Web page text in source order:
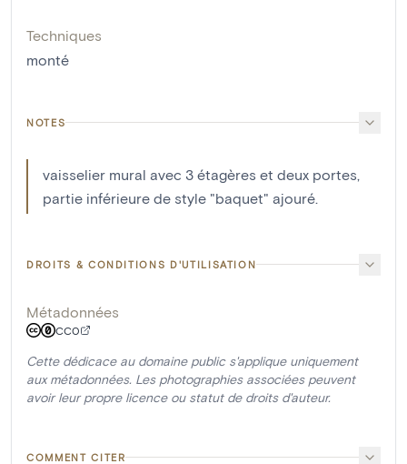
Techniques
monté
NOTES
vaisselier mural avec 3 étagères et deux portes,
partie inférieure de style "baquet" ajouré.
DROITS & CONDITIONS D'UTILISATION
Métadonnées
CC0
Cette dédicace au domaine public s'applique uniquement
aux métadonnées. Les photographies associées peuvent
avoir leur propre licence ou statut de droits d'auteur.
COMMENT CITER